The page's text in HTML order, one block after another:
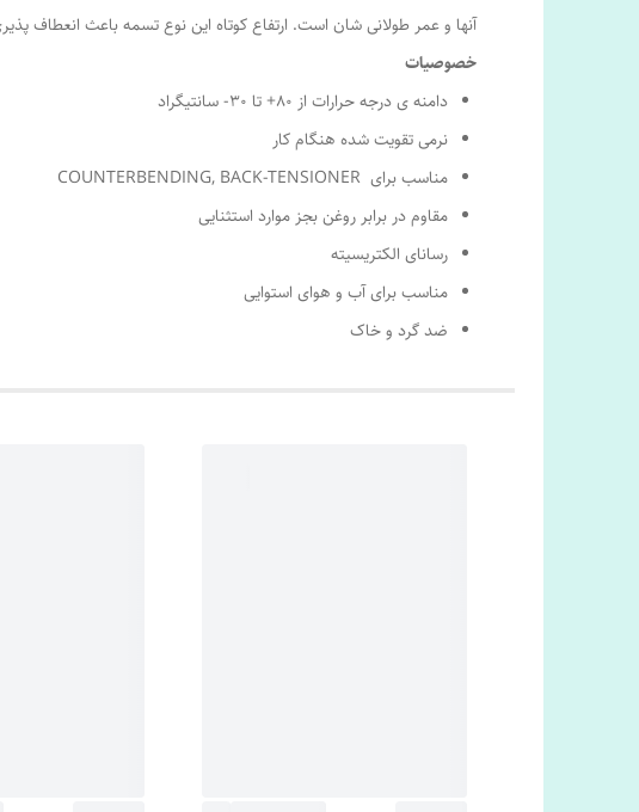
آنها و عمر طولانی شان است. ارتفاع کوتاه این نوع تسمه باعث انعطاف
خصوصیات
دامنه ی درجه حرارات از ۸۰+ تا ۳۰- سانتیگراد
نرمی تقویت شده هنگام کار
مناسب برای COUNTERBENDING, BACK-TENSIONER
مقاوم در برابر روغن بجز موارد استثنایی
رسانای الکتریسیته
مناسب برای آب و هوای استوایی
ضد گرد و خاک